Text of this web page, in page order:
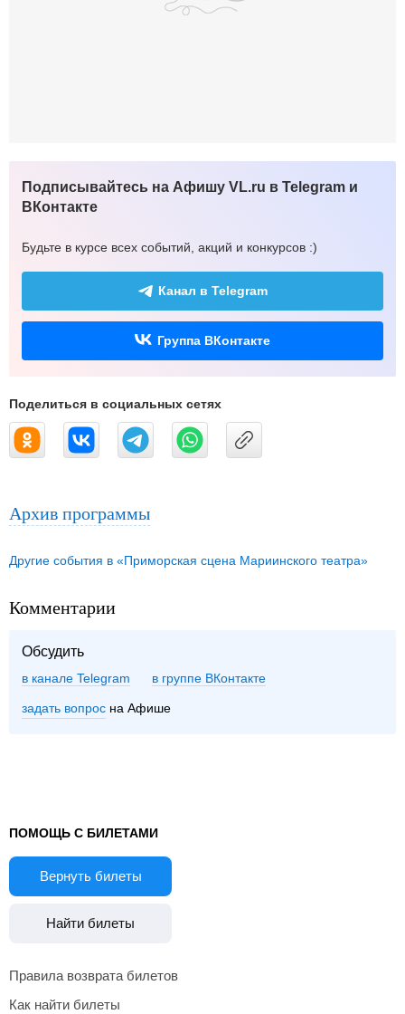
Подписывайтесь на Афишу VL.ru в Telegram и
ВКонтакте
Будьте в курсе всех событий, акций и конкурсов :)
Канал в Telegram
Группа ВКонтакте
Поделиться в социальных сетях
Архив программы
Другие события в «Приморская сцена Мариинского театра»
Комментарии
Обсудить
в канале Telegram группе ВКонтакте
задать вопрос на Афише
ПОМОЩЬ С БИЛЕТАМИ
Вернуть билеты
Найти билеты
Правила возврата билетов
Как найти билеты